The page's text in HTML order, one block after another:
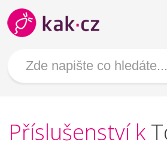
Příslušenství k